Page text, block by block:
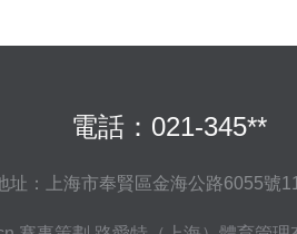
電話：021-345**
址：上海市奉賢區金海公路6055號